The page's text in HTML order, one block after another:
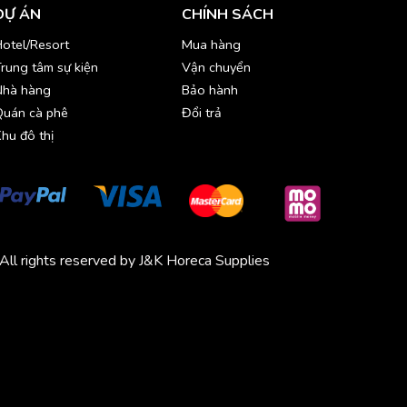
ÁN
Resort
tâm sự kiện
hàng
cà phê
đô thị
CHÍNH SÁCH
Mua hàng
Vận chuyển
Bảo hành
Đổi trả
All rights reserved by J&K Horeca Supplies